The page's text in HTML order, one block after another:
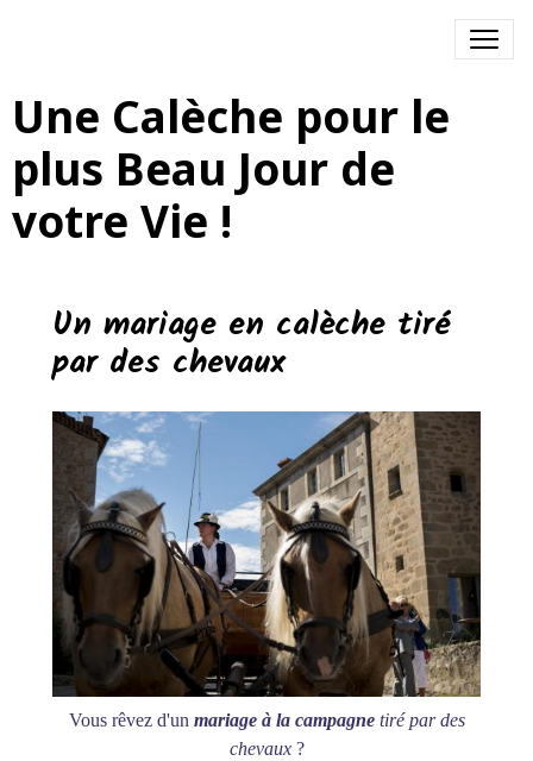
Une Calèche pour le
plus Beau Jour de
votre Vie !
Un mariage en calèche tiré
par des chevaux
Vous rêvez d'un mariage à la campagnetiré par des
chevaux ?